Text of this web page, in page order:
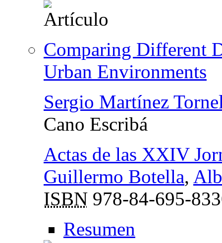
Comparing Different
Urban Environments
Sergio Martínez
Cano Escribá
Actas de las XXIV
Guillermo Botella,
ISBN 978-84-695-
Resumen